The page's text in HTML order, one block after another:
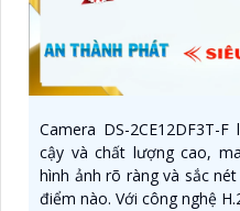
Camera DS-2CE12DF3T-
cậy và chất lượng cao,
hình ảnh rõ ràng và sắc
điểm nào. Với công nghệ